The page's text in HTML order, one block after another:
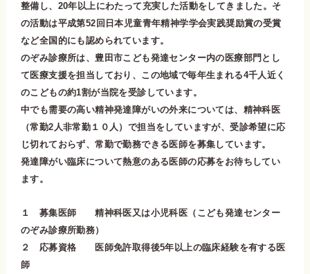
整備し、20年以上にわたって充実した活動をしてきました。そ
の活動は平成第52回日本児童青年精神学学会実践奨励賞の受賞
など全国的にも認められています。
のぞみ診療所は、豊田市こども発達センター内の医療部門とし
て医療支援を担当しており、この地域で毎年生まれる4千人近く
のこどもの約1割が当院を受診しています。
中でも需要の高い精神発達障がいの外来については、精神科医
（常勤2人非常勤１０人）で担当をしていますが、受診希望に応
じ切れておらず、常勤で勤務できる医師を募集しています。
発達障がい臨床について熱意のある医師の応募をお待ちしてい
ます。
１ 募集医師 精神科医又は小児科医（こども発達センター
のぞみ診療所勤務）
２ 応募資格 医師免許取得後5年以上の臨床経験を有する医
師